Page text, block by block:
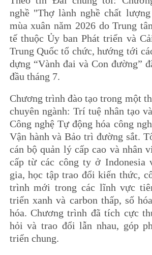
nghề "Thợ lành nghề chất
mùa xuân năm 2026 do Trung
tế thuộc Ủy ban Phát triển và
Trung Quốc tổ chức, hướng tới
dựng “Vành đai và Con đường”
đầu tháng 7.
Chương trình đào tạo trong một
chuyên ngành: Trí tuệ nhân tạo
Công nghệ Tự động hóa công
Vận hành và Bảo trì đường sắt.
cán bộ quản lý cấp cao và nhân
cấp từ các công ty ở Indonesia
gia, học tập trao đổi kiến ​​thức,
trình mới trong các lĩnh vực
triển xanh và carbon thấp, số
hóa. Chương trình đã tích cực
hỏi và trao đổi lẫn nhau, góp
triển chung.